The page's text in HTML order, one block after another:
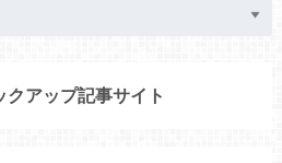
アップ記事サイト